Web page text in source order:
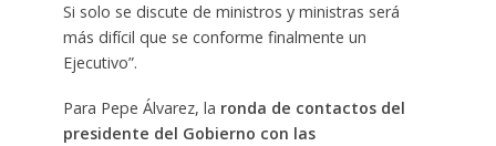
Si solo se discute de ministros y ministras será
más difícil que se conforme finalmente un
Ejecutivo”.
Para Pepe Álvarez, la ronda de contactos del
presidente del Gobierno con las